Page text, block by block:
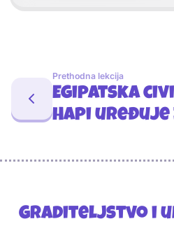
Prethodna lekcija
Egipatska
Hapi
Graditeljstvo i